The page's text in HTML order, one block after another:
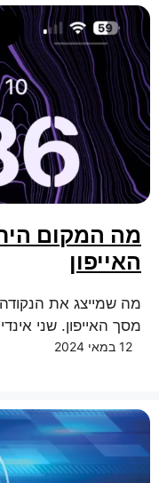
מה המקום
האייפון
מה שמייצג את
מסך האייפון. שני
12 במאי 2024